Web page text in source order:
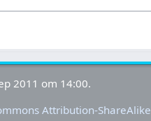
2011 om 14:00.
Attribution-ShareAlike